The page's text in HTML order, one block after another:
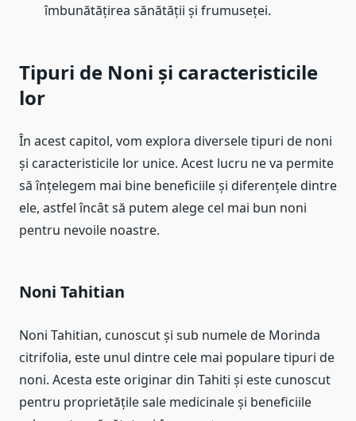
îmbunătățirea sănătății și frumuseței.
Tipuri de Noni și caracteristicile
lor
În acest capitol, vom explora diversele tipuri de noni
și caracteristicile lor unice. Acest lucru ne va permite
să înțelegem mai bine beneficiile și diferențele dintre
ele, astfel încât să putem alege cel mai bun noni
pentru nevoile noastre.
Noni Tahitian
Noni Tahitian, cunoscut și sub numele de Morinda
citrifolia, este unul dintre cele mai populare tipuri de
noni. Acesta este originar din Tahiti și este cunoscut
pentru proprietățile sale medicinale și beneficiile